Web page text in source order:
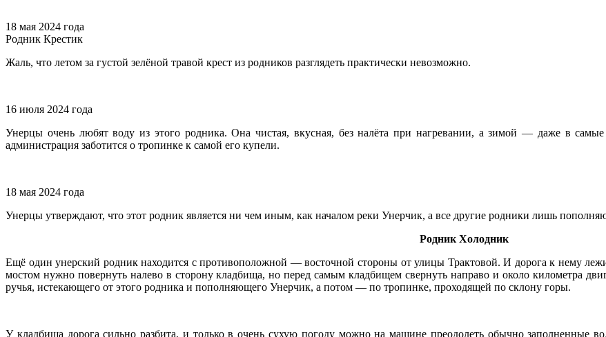
18 мая 2024 года
Родник Крестик
Жаль, что летом за густой зелёной травой крест из родников разглядеть практически невозможно.
16 июля 2024 года
Унерцы очень любят воду из этого родника. Она чистая, вкусная, без налёта при нагревании, а зимой — даже в
администрация заботится о тропинке к самой его купели.
18 мая 2024 года
Унерцы утверждают, что этот родник является ни чем иным, как началом реки Унерчик, а все другие родники лишь
Родник Холодник
Ещё один унерский родник находится с противоположной — восточной стороны от улицы Трактовой. И дорога к нему
мостом нужно повернуть налево в сторону кладбища, но перед самым кладбищем свернуть направо и около километра
ручья, истекающего от этого родника и пополняющего Унерчик, а потом — по тропинке, проходящей по склону горы.
У кладбища дорога сильно разбита, и только в очень сухую погоду можно на машине преодолеть обычно заполненные